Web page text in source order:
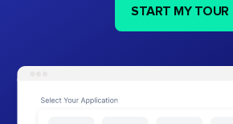
START MY TOUR